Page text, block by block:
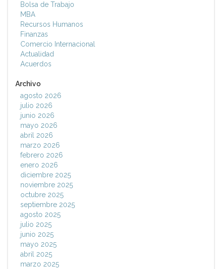
Bolsa de Trabajo
MBA
Recursos Humanos
Finanzas
Comercio Internacional
Actualidad
Acuerdos
Archivo
agosto 2026
julio 2026
junio 2026
mayo 2026
abril 2026
marzo 2026
febrero 2026
enero 2026
diciembre 2025
noviembre 2025
octubre 2025
septiembre 2025
agosto 2025
julio 2025
junio 2025
mayo 2025
abril 2025
marzo 2025